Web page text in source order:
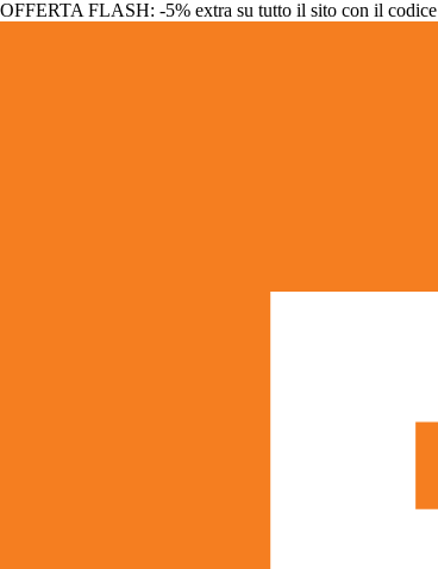
OFFERTA FLASH: -5% extra su tutto il sito con il codice